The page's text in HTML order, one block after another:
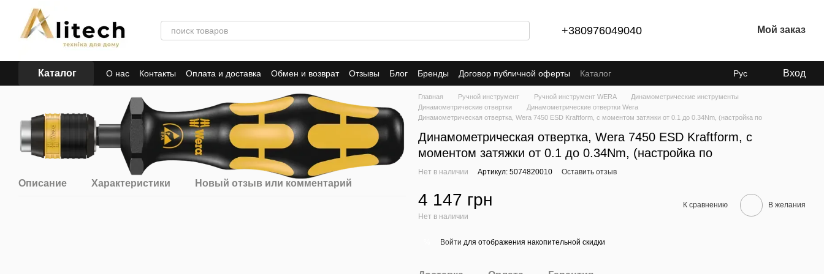
Перейти к основному контенту
+380976049040 Мой заказ
Каталог О нас Контакты Оплата и доставка Обмен и возврат Отзывы Блог Бренды Договор публичной оферты Каталог Рус Вход
Описание Характеристики Новый отзыв или комментарий
Главная Ручной инструмент Ручной инструмент WERA
Динамометрические инструменты
Динамометрические отвертки
Динамометрические отвертки Wera
Динамометрическая отвертка, Wera 7450 ESD Kraftform, с моментом затяжки от 0.1 до 0.34Nm, (настройка по
Динамометрическая отвертка, Wera 7450 ESD Kraftform, с
моментом затяжки от 0.1 до 0.34Nm, (настройка по
Нет в наличии Артикул: 5074820010 Оставить отзыв
4 147 грн
Нет в наличии
К сравнению В желания
Войти для отображения накопительной скидки